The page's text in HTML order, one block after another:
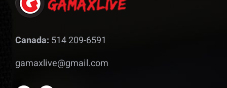
Canada: 514 209-6591
gamaxlive@gmail.com